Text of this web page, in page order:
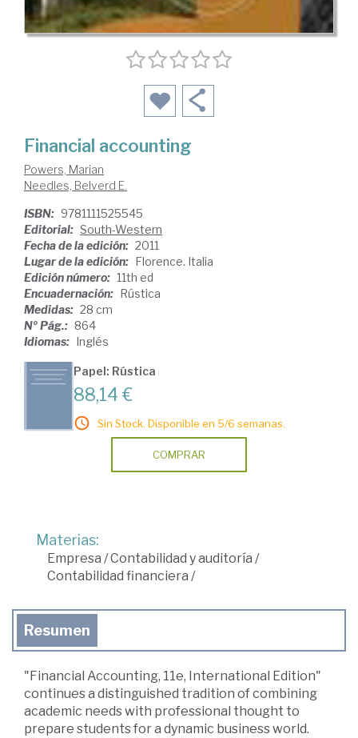
Financial accounting
Powers, Marian
Needles, Belverd E.
ISBN: 9781111525545
Editorial: South-Western
Fecha de la edición: 2011
Lugar de la edición: Florence. Italia
Edición número: 11th ed
Encuadernación: Rústica
Medidas: 28 cm
Nº Pág.: 864
Idiomas: Inglés
Papel: Rústica
88,14 €
Sin Stock. Disponible en 5/6 semanas.
COMPRAR
Materias:
Empresa /Contabilidad y auditoría /
Contabilidad financiera /
Resumen
"Financial Accounting, 11e, International Edition"
continues a distinguished tradition of combining
academic needs with professional thought to
prepare students for a dynamic business world.